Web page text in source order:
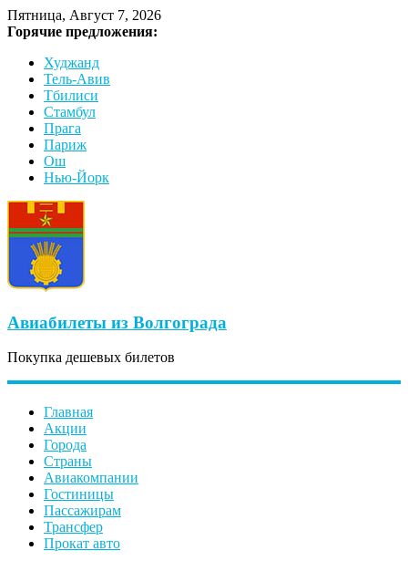
Пятница, Август 7, 2026
Горячие предложения:
Худжанд
Тель-Авив
Тбилиси
Стамбул
Прага
Париж
Ош
Нью-Йорк
Авиабилеты из Волгограда
Покупка дешевых билетов
Главная
Акции
Города
Страны
Авиакомпании
Гостиницы
Пассажирам
Трансфер
Прокат авто